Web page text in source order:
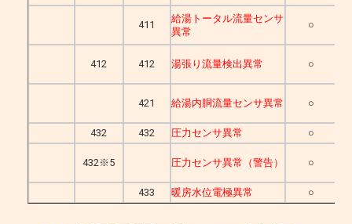
411
給湯トータル流量センサ
異常
○
412 412 湯張り流量検出異常 ○
421 給湯内胴流量センサ異常 ○
432 432 圧力センサ異常 ○
432※5 圧力センサ異常（警告） ○
433 暖房水位電極異常 ○